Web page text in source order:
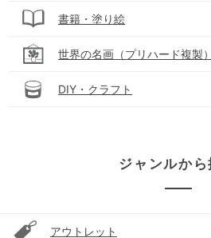
書籍・塗り絵
世界の名画（プリハード複製）
DIY・クラフト
ジャンルから
アウトレット